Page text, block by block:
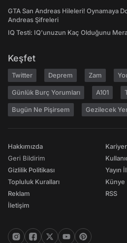
GTA San Andreas Hileleri! Oynamaya
Andreas Şifreleri
IQ Testi: IQ'unuzun Kaç Olduğunu
Keşfet
Twitter Deprem Zam
Günlük Burç Yorumları A101
Bugün Ne Pişirsem Gezilecek
Hakkımızda
Geri Bildirim
Gizlilik Politikası
Topluluk Kuralları
Reklam
İletişim
Kariyer
Yayın
Künye
RSS